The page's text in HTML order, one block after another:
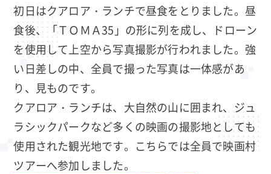
初日はクアロア・ランチで昼食をとりました。昼
食後、「ＴＯＭＡ35」の形に列を成し、ドローン
を使用して上空から写真撮影が行われました。強
い日差しの中、全員で撮った写真は一体感があ
り、見ものです。
クアロア・ランチは、大自然の山に囲まれ、ジュ
ラシックパークなど多くの映画の撮影地としても
使用された観光地です。こちらでは全員で映画村
ツアーへ参加しました。